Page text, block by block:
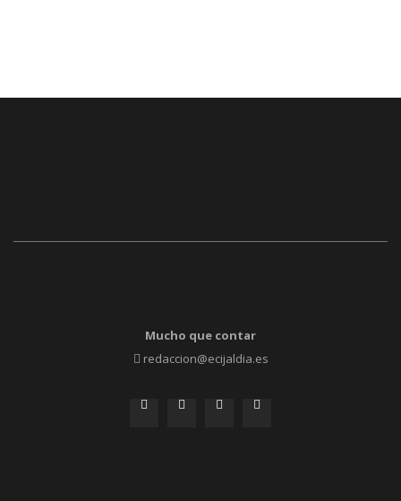
Mucho que contar
redaccion@ecijaldia.es